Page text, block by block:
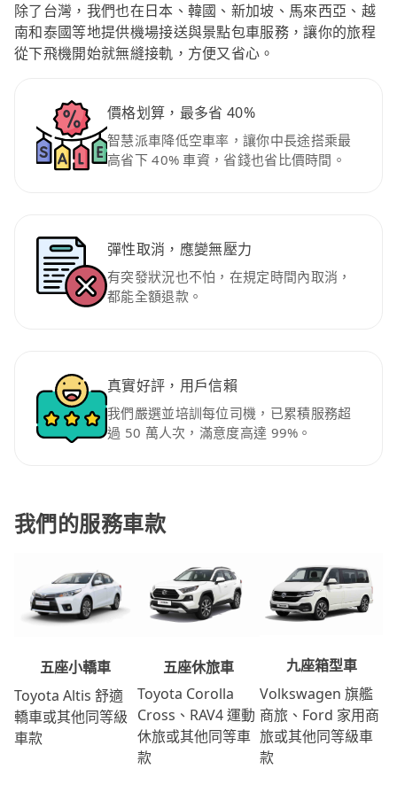
除了台灣，我們也在日本、韓國、新加坡、馬來西亞、越
南和泰國等地提供機場接送與景點包車服務，讓你的旅程
從下飛機開始就無縫接軌，方便又省心。
價格划算，最多省 40%
智慧派車降低空車率，讓你中長途搭乘最
高省下 40% 車資，省錢也省比價時間。
彈性取消，應變無壓力
有突發狀況也不怕，在規定時間內取消，
都能全額退款。
真實好評，用戶信賴
我們嚴選並培訓每位司機，已累積服務超
過 50 萬人次，滿意度高達 99%。
我們的服務車款
五座小轎車
Toyota Altis 舒適
轎車或其他同等級
車款
五座休旅車
Toyota Corolla
Cross、RAV4 運動
休旅或其他同等車
款
九座箱型車
Volkswagen 旗艦
商旅、Ford 家用商
旅或其他同等級車
款